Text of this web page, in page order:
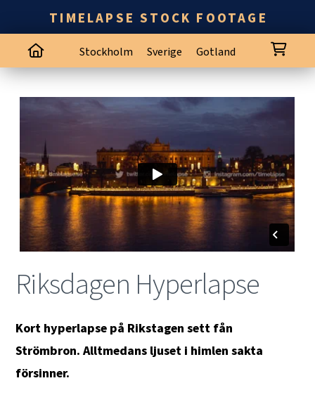
TIMELAPSE STOCK FOOTAGE
Stockholm Sverige Gotland
Riksdagen Hyperlapse
Kort hyperlapse på Rikstagen sett fån
Strömbron. Alltmedans ljuset i himlen sakta
försinner.